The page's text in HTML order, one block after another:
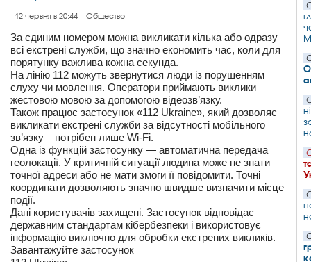
12 червня в 20:44 Общество
За єдиним номером можна викликати кілька або одразу
всі екстрені служби, що значно економить час, коли для
порятунку важлива кожна секунда.
На лінію 112 можуть звернутися люди із порушенням
слуху чи мовлення. Оператори приймають виклики
жестовою мовою за допомогою відеозв’язку.
Також працює застосунок «112 Ukraine», який дозволяє
викликати екстрені служби за відсутності мобільного
зв’язку – потрібен лише Wi-Fi.
Одна із функцій застосунку — автоматична передача
геолокації. У критичній ситуації людина може не знати
точної адреси або не мати змоги її повідомити. Точні
координати дозволяють значно швидше визначити місце
події.
Дані користувачів захищені. Застосунок відповідає
державним стандартам кібербезпеки і використовує
інформацію виключно для обробки екстрених викликів.
Завантажуйте застосунок